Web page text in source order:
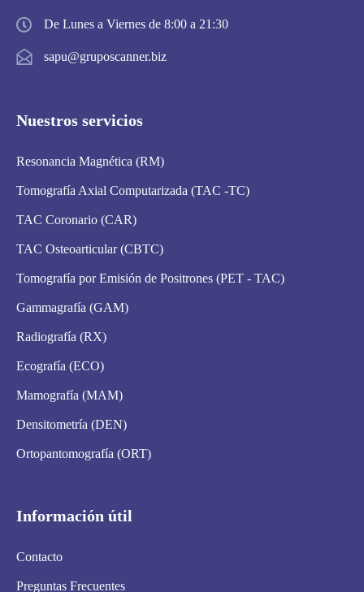
De Lunes a Viernes de 8:00 a 21:30
sapu@gruposcanner.biz
Nuestros servicios
Resonancia Magnética (RM)
Tomografía Axial Computarizada (TAC -TC)
TAC Coronario (CAR)
TAC Osteoarticular (CBTC)
Tomografía por Emisión de Positrones (PET - TAC)
Gammagrafía (GAM)
Radiografía (RX)
Ecografía (ECO)
Mamografía (MAM)
Densitometría (DEN)
Ortopantomografía (ORT)
Información útil
Contacto
Preguntas Frecuentes